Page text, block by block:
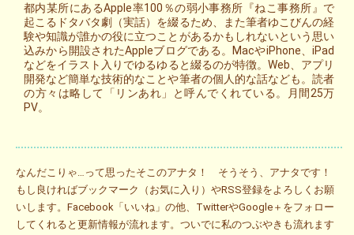
都内某所にあるApple率100％の弱小事務所『ねこ事務所』で
起こるドタバタ劇（実話）を綴るため、また筆者ゆこびんの経
験や知識が誰かの役に立つことがあるかもしれないという思い
込みから開設されたAppleブログである。MacやiPhone、iPad
などをイラスト入りでゆるゆると綴るのが特徴。Web、アプリ
開発など簡単な技術的なことや筆者の個人的な話なども。読者
の方々は略して「リンあれ」と呼んでくれている。月間25万
PV。
なんだこりゃ…って思ったそこのアナタ！ そうそう、アナタです！
もし良ければブックマーク（お気に入り）やRSS登録をよろしくお願
いします。Facebook「いいね」の他、TwitterやGoogle＋をフォロー
してくれると更新情報が流れます。ついでに私のつぶやきも流れます